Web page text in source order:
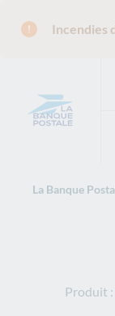
Incendies
La Banque
Produit :